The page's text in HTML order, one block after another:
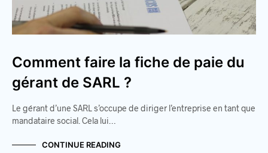
Comment faire la fiche de paie du
gérant de SARL ?
Le gérant d’une SARL s’occupe de diriger l’entreprise en tant que
mandataire social. Cela lui…
CONTINUE READING